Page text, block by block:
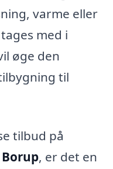
varme eller
med i
øge den
til
tilbud på
, er det en